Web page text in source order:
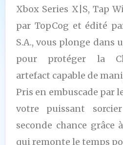
Xbox Series X|S, Tap
par TopCog et édité
S.A., vous plonge dans
pour protéger la
artefact capable de
Pris en embuscade par
votre puissant
seconde chance grâce
qui remonte le temps